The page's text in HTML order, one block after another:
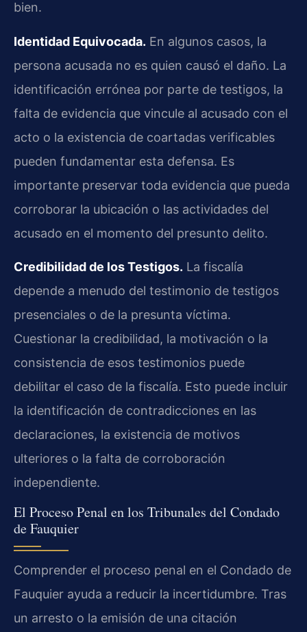
bien.
Identidad Equivocada. En algunos casos, la
persona acusada no es quien causó el daño. La
identificación errónea por parte de testigos, la
falta de evidencia que vincule al acusado con el
acto o la existencia de coartadas verificables
pueden fundamentar esta defensa. Es
importante preservar toda evidencia que pueda
corroborar la ubicación o las actividades del
acusado en el momento del presunto delito.
Credibilidad de los Testigos. La fiscalía
depende a menudo del testimonio de testigos
presenciales o de la presunta víctima.
Cuestionar la credibilidad, la motivación o la
consistencia de esos testimonios puede
debilitar el caso de la fiscalía. Esto puede incluir
la identificación de contradicciones en las
declaraciones, la existencia de motivos
ulteriores o la falta de corroboración
independiente.
El Proceso Penal en los Tribunales del Condado
de Fauquier
Comprender el proceso penal en el Condado de
Fauquier ayuda a reducir la incertidumbre. Tras
un arresto o la emisión de una citación